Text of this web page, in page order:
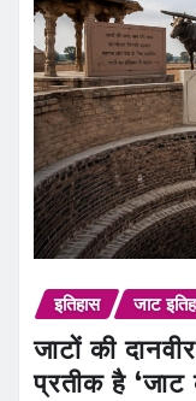
इतिहास जाट
जाटों की
प्रतीक है